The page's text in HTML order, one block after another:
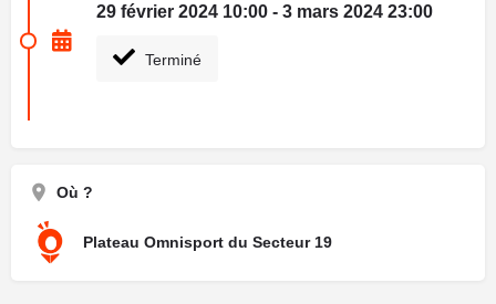
29 février 2024 10:00 - 3 mars 2024 23:00
Terminé
Où ?
Plateau Omnisport du Secteur 19